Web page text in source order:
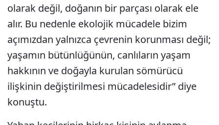
olarak değil, doğanın bir parçası olarak ele
alır. Bu nedenle ekolojik mücadele bizim
açımızdan yalnızca çevrenin korunması değil;
yaşamın bütünlüğünün, canlıların yaşam
hakkının ve doğayla kurulan sömürücü
ilişkinin değiştirilmesi mücadelesidir” diye
konuştu.